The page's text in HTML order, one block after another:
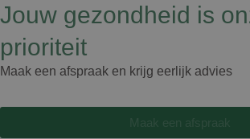
Jouw gezondheid is
prioriteit
Maak een afspraak en krijg eerlijk advies